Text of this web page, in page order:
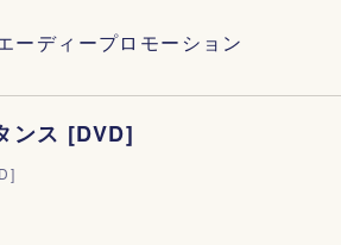
ーディープロモーション
ンス [DVD]